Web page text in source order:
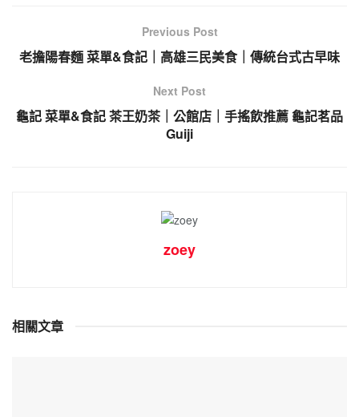
Previous Post
老擔陽春麵 菜單&食記｜高雄三民美食｜傳統台式古早味
Next Post
龜記 菜單&食記 茶王奶茶｜公館店｜手搖飲推薦 龜記茗品
Guiji
zoey
相關文章